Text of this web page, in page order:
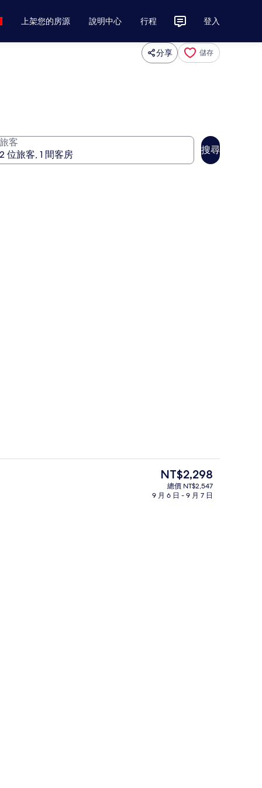
上架您的房源 說明中心 行程 登入
分享 儲存
旅客
搜尋
公共浴池
目
前
的
NT$2,298
總價 NT$2,547
9 月 6 日 - 9 月 7 日